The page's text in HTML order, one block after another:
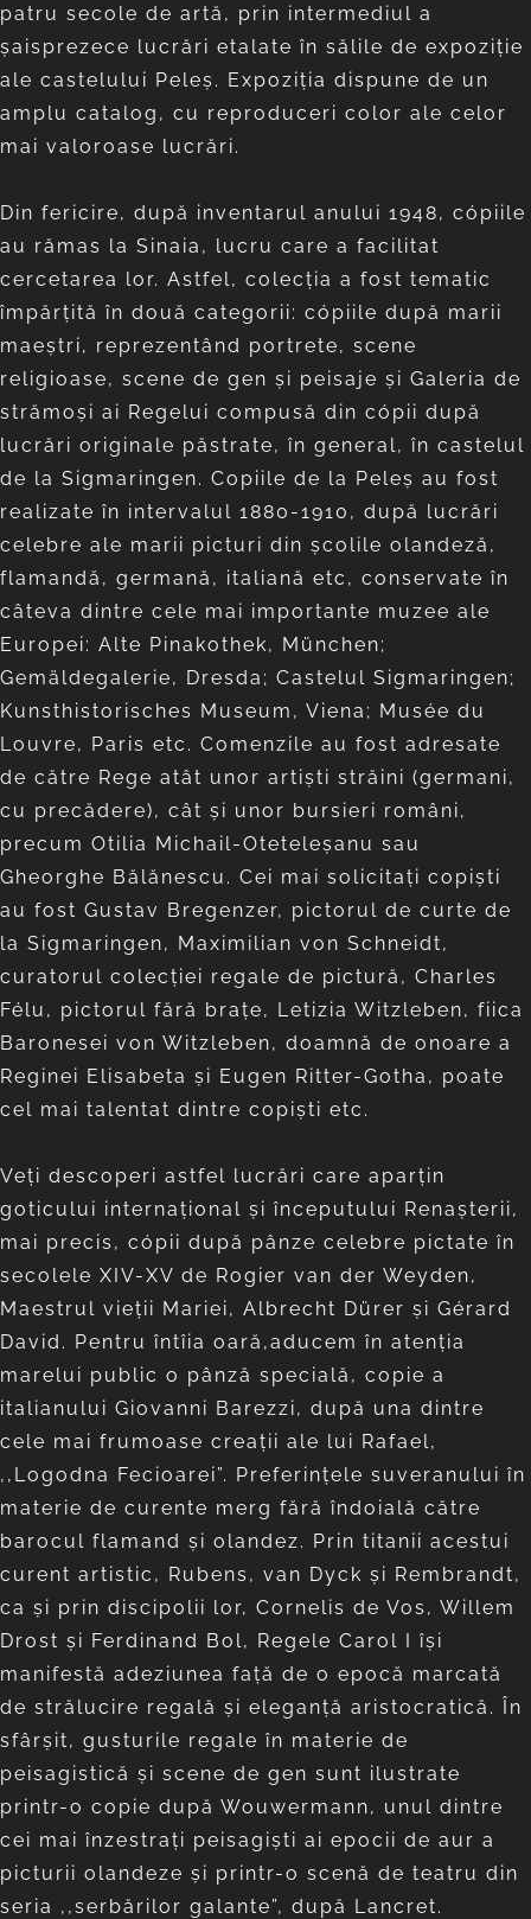
patru secole de artă, prin intermediul a
şaisprezece lucrări etalate în sălile de expoziţie
ale castelului Peleş. Expoziţia dispune de un
amplu catalog, cu reproduceri color ale celor
mai valoroase lucrări.
Din fericire, după inventarul anului 1948, cópiile
au rămas la Sinaia, lucru care a facilitat
cercetarea lor. Astfel, colecţia a fost tematic
împărţită în două categorii: cópiile după marii
maeştri, reprezentând portrete, scene
religioase, scene de gen şi peisaje şi Galeria de
strămoşi ai Regelui compusă din cópii după
lucrări originale păstrate, în general, în castelul
de la Sigmaringen. Copiile de la Peleş au fost
realizate în intervalul 1880-1910, după lucrări
celebre ale marii picturi din şcolile olandeză,
flamandă, germană, italiană etc, conservate în
câteva dintre cele mai importante muzee ale
Europei: Alte Pinakothek, München;
Gemäldegalerie, Dresda; Castelul Sigmaringen;
Kunsthistorisches Museum, Viena; Musée du
Louvre, Paris etc. Comenzile au fost adresate
de către Rege atât unor artişti străini (germani,
cu precădere), cât şi unor bursieri români,
precum Otilia Michail-Oteteleşanu sau
Gheorghe Bălănescu. Cei mai solicitaţi copişti
au fost Gustav Bregenzer, pictorul de curte de
la Sigmaringen, Maximilian von Schneidt,
curatorul colecţiei regale de pictură, Charles
Félu, pictorul fără braţe, Letizia Witzleben, fiica
Baronesei von Witzleben, doamnă de onoare a
Reginei Elisabeta şi Eugen Ritter-Gotha, poate
cel mai talentat dintre copiști etc.
Veți descoperi astfel lucrări care aparţin
goticului internaţional şi începutului Renaşterii,
mai precis, cópii după pânze celebre pictate în
secolele XIV-XV de Rogier van der Weyden,
Maestrul vieţii Mariei, Albrecht Dürer şi Gérard
David. Pentru întîia oară,aducem în atenția
marelui public o pânză specială, copie a
italianului Giovanni Barezzi, după una dintre
cele mai frumoase creaţii ale lui Rafael,
,,Logodna Fecioarei”. Preferinţele suveranului în
materie de curente merg fără îndoială către
barocul flamand şi olandez. Prin titanii acestui
curent artistic, Rubens, van Dyck şi Rembrandt,
ca şi prin discipolii lor, Cornelis de Vos, Willem
Drost şi Ferdinand Bol, Regele Carol I îşi
manifestă adeziunea faţă de o epocă marcată
de strălucire regală şi eleganţă aristocratică. În
sfârşit, gusturile regale în materie de
peisagistică şi scene de gen sunt ilustrate
printr-o copie după Wouwermann, unul dintre
cei mai înzestraţi peisagişti ai epocii de aur a
picturii olandeze şi printr-o scenă de teatru din
seria ,,serbărilor galante”, după Lancret.